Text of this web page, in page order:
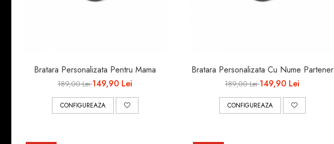
Bratara Personalizata Pentru Mama
189,00 Lei149,90 Lei
CONFIGUREAZA
Bratara Personalizata Cu Nume Partener
189,00 Lei149,90 Lei
CONFIGUREAZA